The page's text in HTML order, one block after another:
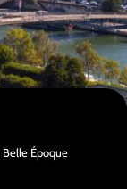
Belle Époque